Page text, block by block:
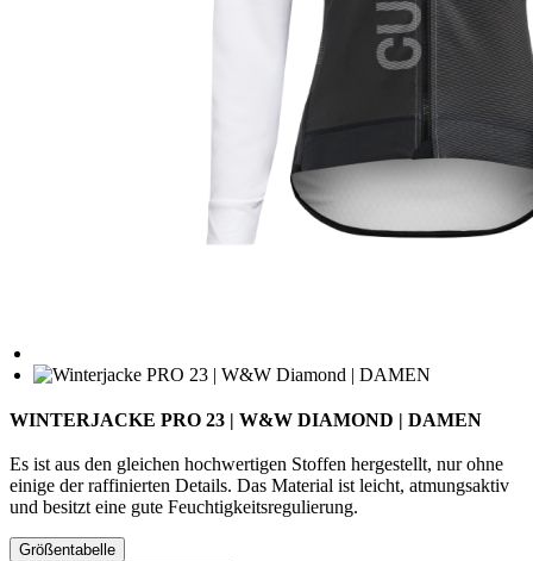
WINTERJACKE PRO 23 | W&W DIAMOND | DAMEN
Es ist aus den gleichen hochwertigen Stoffen hergestellt, nur ohne
einige der raffinierten Details. Das Material ist leicht, atmungsaktiv
und besitzt eine gute Feuchtigkeitsregulierung.
Größentabelle